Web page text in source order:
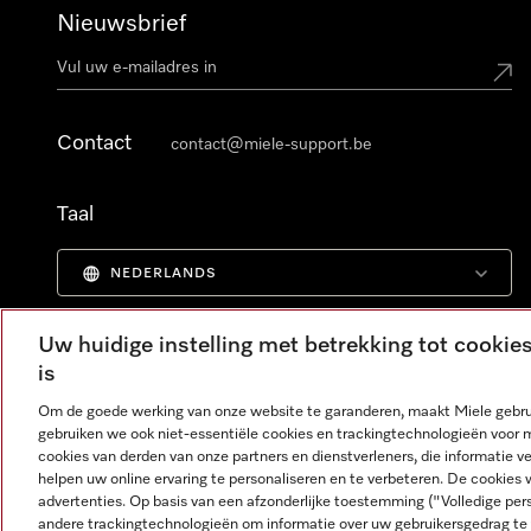
Nieuwsbrief
Contact contact@miele-support.be
Taal
NEDERLANDS
Uw huidige instelling met betrekking tot
is
Om de goede werking van onze website te garanderen, maakt Miele
gebruiken we ook niet-essentiële cookies en trackingtechnologieën voor
cookies van derden van onze partners en dienstverleners, die informatie
helpen uw online ervaring te personaliseren en te verbeteren. De
advertenties. Op basis van een afzonderlijke toestemming ("Volledige
andere trackingtechnologieën om informatie over uw gebruikersgedrag